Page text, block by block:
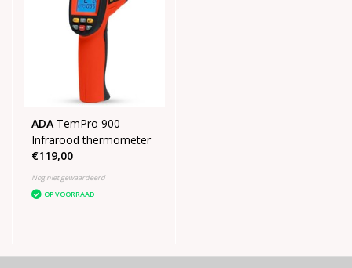
ADA TemPro 900
Infrarood thermometer
€119,00
Nog niet gewaardeerd
OP VOORRAAD